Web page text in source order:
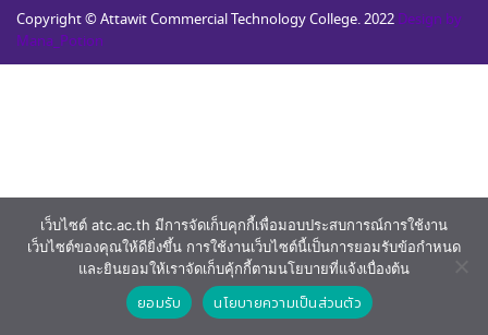
Copyright © Attawit Commercial Technology College. 2022 Design by
Mana_Potion
เว็บไซต์ atc.ac.th มีการจัดเก็บคุกกี้เพื่อมอบประสบการณ์การใช้งาน
เว็บไซต์ของคุณให้ดียิ่งขึ้น การใช้งานเว็บไซต์นี้เป็นการยอมรับข้อกำหนด
และยินยอมให้เราจัดเก็บคุ้กกี้ตามนโยบายที่แจ้งเบื่องต้น
ยอมรับ นโยบายความเป็นส่วนตัว